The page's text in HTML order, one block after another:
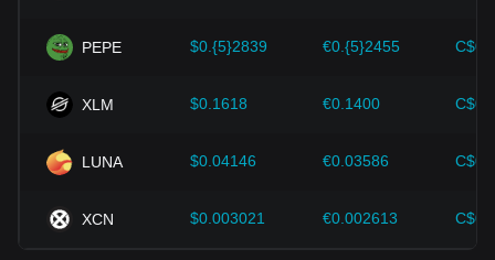
инвесторы должны также внимательно следить за
будущими изменениями цены JasmyCoin и
инвестиционные стратегии в условиях развивающегося
PEPE $0.{5}2839 €0.{5}2455
XLM $0.1618 €0.1400
LUNA $0.04146 €0.03586
XCN $0.003021 €0.002613